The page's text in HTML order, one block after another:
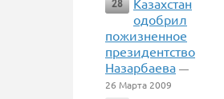
28
Казахстан
одобрил
пожизненное
президентство
Назарбаева —
26 Марта 2009